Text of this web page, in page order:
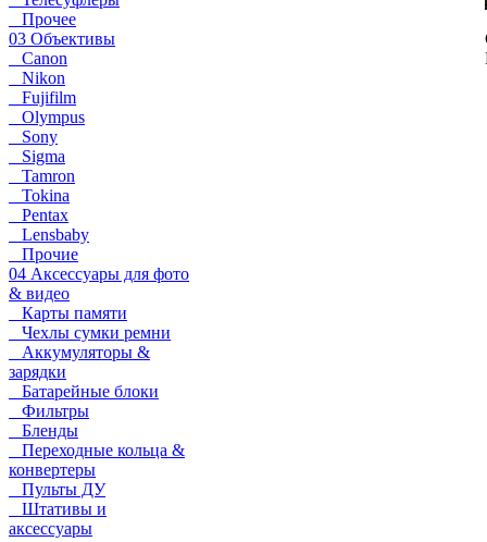
Прочее
03 Объективы
Canon
Nikon
Fujifilm
Olympus
Sony
Sigma
Tamron
Tokina
Pentax
Lensbaby
Прочие
04 Аксессуары для фото
& видео
Карты памяти
Чехлы сумки ремни
Аккумуляторы &
зарядки
Батарейные блоки
Фильтры
Бленды
Переходные кольца &
конвертеры
Пульты ДУ
Штативы и
аксессуары